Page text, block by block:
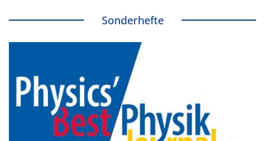
Sonderhefte